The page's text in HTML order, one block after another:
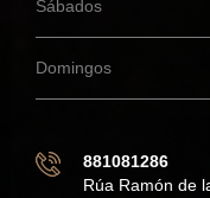
Sábados
Domingos
881081286
Rúa Ramón de